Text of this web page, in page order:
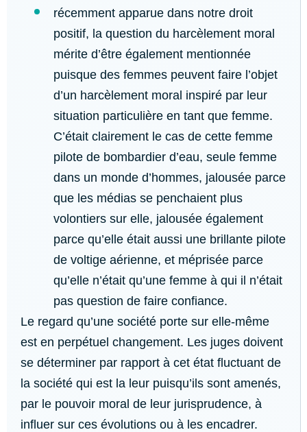
récemment apparue dans notre droit
positif, la question du harcèlement moral
mérite d’être également mentionnée
puisque des femmes peuvent faire l’objet
d’un harcèlement moral inspiré par leur
situation particulière en tant que femme.
C’était clairement le cas de cette femme
pilote de bombardier d’eau, seule femme
dans un monde d’hommes, jalousée parce
que les médias se penchaient plus
volontiers sur elle, jalousée également
parce qu’elle était aussi une brillante pilote
de voltige aérienne, et méprisée parce
qu’elle n’était qu’une femme à qui il n’était
pas question de faire confiance.
Le regard qu’une société porte sur elle-même
est en perpétuel changement. Les juges doivent
se déterminer par rapport à cet état fluctuant de
la société qui est la leur puisqu’ils sont amenés,
par le pouvoir moral de leur jurisprudence, à
influer sur ces évolutions ou à les encadrer.